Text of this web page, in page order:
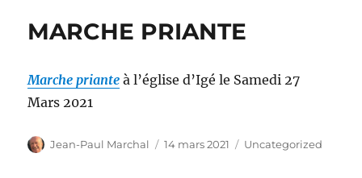
MARCHE PRIANTE
Marche priante à l’église d’Igé le Samedi 27
Mars 2021
Auteur
Jean-Paul Marchal
Publié
14 mars 2021 Catégories
Uncategorized